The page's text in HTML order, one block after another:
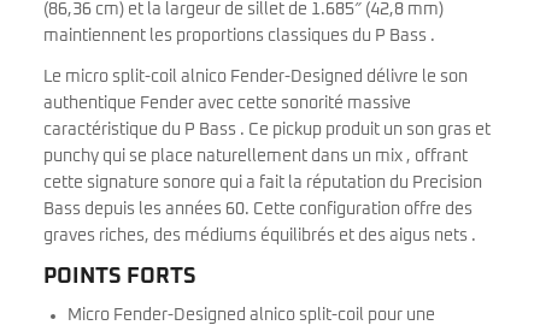
(86,36 cm) et la largeur de sillet de 1.685″ (42,8 mm)
maintiennent les proportions classiques du P Bass .
Le micro split-coil alnico Fender-Designed délivre le son
authentique Fender avec cette sonorité massive
caractéristique du P Bass . Ce pickup produit un son gras et
punchy qui se place naturellement dans un mix , offrant
cette signature sonore qui a fait la réputation du Precision
Bass depuis les années 60. Cette configuration offre des
graves riches, des médiums équilibrés et des aigus nets .
POINTS FORTS
Micro Fender-Designed alnico split-coil pour une